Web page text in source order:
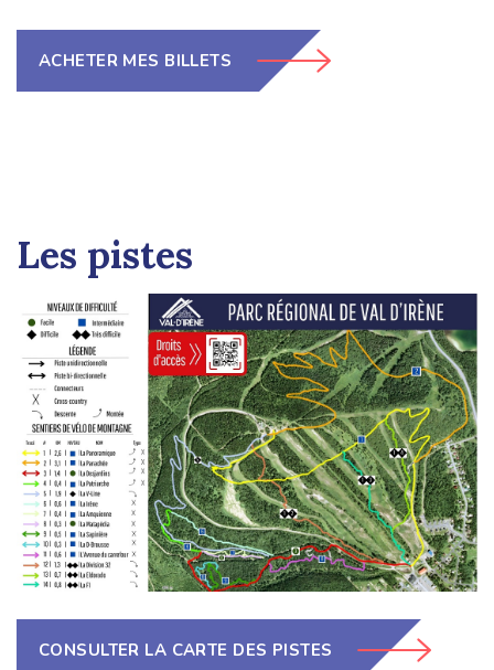
ACHETER MES BILLETS
Les pistes
CONSULTER LA CARTE DES PISTES